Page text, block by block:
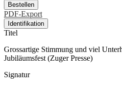
Bestellen
PDF-Export
Identifikation
Titel
Grossartige Stimmung und viel
Jubiläumsfest (Zuger Presse)
Signatur